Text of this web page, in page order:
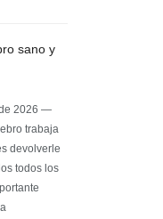
sano y
2026 —
trabaja
devolverle
todos los